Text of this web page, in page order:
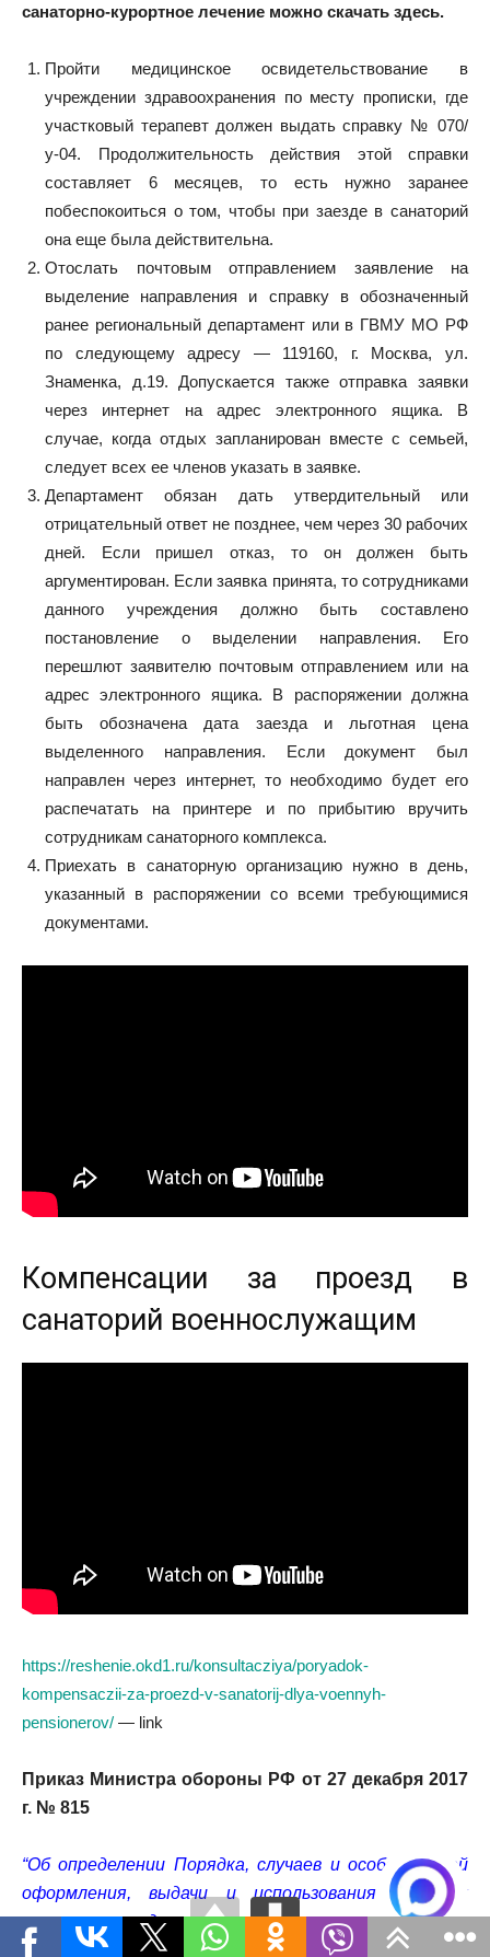
санаторно-курортное лечение можно скачать здесь.
Пройти медицинское освидетельствование в
учреждении здравоохранения по месту прописки, где
участковый терапевт должен выдать справку № 070/
у-04. Продолжительность действия этой справки
составляет 6 месяцев, то есть нужно заранее
побеспокоиться о том, чтобы при заезде в санаторий
она еще была действительна.
Отослать почтовым отправлением заявление на
выделение направления и справку в обозначенный
ранее региональный департамент или в ГВМУ МО РФ
по следующему адресу — 119160, г. Москва, ул.
Знаменка, д.19. Допускается также отправка заявки
через интернет на адрес электронного ящика. В
случае, когда отдых запланирован вместе с семьей,
следует всех ее членов указать в заявке.
Департамент обязан дать утвердительный или
отрицательный ответ не позднее, чем через 30 рабочих
дней. Если пришел отказ, то он должен быть
аргументирован. Если заявка принята, то сотрудниками
данного учреждения должно быть составлено
постановление о выделении направления. Его
перешлют заявителю почтовым отправлением или на
адрес электронного ящика. В распоряжении должна
быть обозначена дата заезда и льготная цена
выделенного направления. Если документ был
направлен через интернет, то необходимо будет его
распечатать на принтере и по прибытию вручить
сотрудникам санаторного комплекса.
Приехать в санаторную организацию нужно в день,
указанный в распоряжении со всеми требующимися
документами.
Компенсации за проезд в
санаторий военнослужащим
https://reshenie.okd1.ru/konsultacziya/poryadok-
kompensaczii-za-proezd-v-sanatorij-dlya-voennyh-
pensionerov/ — link
Приказ Министра обороны РФ от 27 декабря 2017
г. № 815
“Об определении Порядка, случаев и особенностей
оформления, выдачи и использования воинских
перевозочных документов, отчетности по ним и
организации контроля за их использованием и